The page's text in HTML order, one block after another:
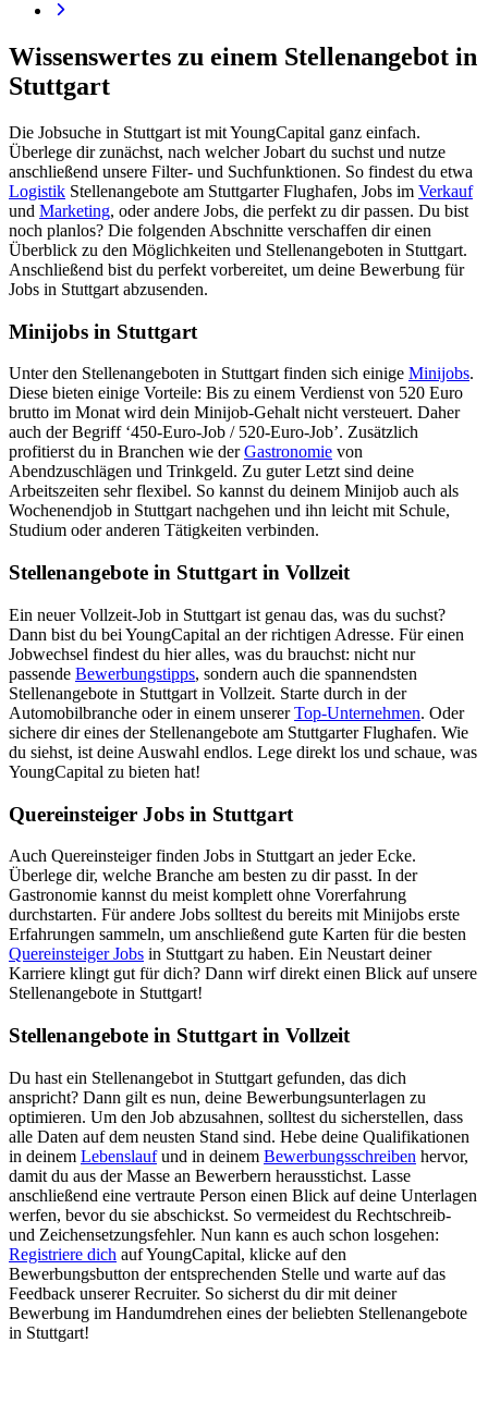
Wissenswertes zu einem Stellenangebot in
Stuttgart
Die Jobsuche in Stuttgart ist mit YoungCapital ganz einfach.
Überlege dir zunächst, nach welcher Jobart du suchst und nutze
anschließend unsere Filter- und Suchfunktionen. So findest du etwa
Logistik Stellenangebote am Stuttgarter Flughafen, Jobs im Verkauf
und Marketing, oder andere Jobs, die perfekt zu dir passen. Du bist
noch planlos? Die folgenden Abschnitte verschaffen dir einen
Überblick zu den Möglichkeiten und Stellenangeboten in Stuttgart.
Anschließend bist du perfekt vorbereitet, um deine Bewerbung für
Jobs in Stuttgart abzusenden.
Minijobs in Stuttgart
Unter den Stellenangeboten in Stuttgart finden sich einige Minijobs.
Diese bieten einige Vorteile: Bis zu einem Verdienst von 520 Euro
brutto im Monat wird dein Minijob-Gehalt nicht versteuert. Daher
auch der Begriff ‘450-Euro-Job / 520-Euro-Job’. Zusätzlich
profitierst du in Branchen wie derGastronomie von
Abendzuschlägen und Trinkgeld. Zu guter Letzt sind deine
Arbeitszeiten sehr flexibel. So kannst du deinem Minijob auch als
Wochenendjob in Stuttgart nachgehen und ihn leicht mit Schule,
Studium oder anderen Tätigkeiten verbinden.
Stellenangebote in Stuttgart in Vollzeit
Ein neuer Vollzeit-Job in Stuttgart ist genau das, was du suchst?
Dann bist du bei YoungCapital an der richtigen Adresse. Für einen
Jobwechsel findest du hier alles, was du brauchst: nicht nur
passende Bewerbungstipps, sondern auch die spannendsten
Stellenangebote in Stuttgart in Vollzeit. Starte durch in der
Automobilbranche oder in einem unsererTop-Unternehmen. Oder
sichere dir eines der Stellenangebote am Stuttgarter Flughafen. Wie
du siehst, ist deine Auswahl endlos. Lege direkt los und schaue, was
YoungCapital zu bieten hat!
Quereinsteiger Jobs in Stuttgart
Auch Quereinsteiger finden Jobs in Stuttgart an jeder Ecke.
Überlege dir, welche Branche am besten zu dir passt. In der
Gastronomie kannst du meist komplett ohne Vorerfahrung
durchstarten. Für andere Jobs solltest du bereits mit Minijobs erste
Erfahrungen sammeln, um anschließend gute Karten für die besten
Quereinsteiger Jobs in Stuttgart zu haben. Ein Neustart deiner
Karriere klingt gut für dich? Dann wirf direkt einen Blick auf unsere
Stellenangebote in Stuttgart!
Stellenangebote in Stuttgart in Vollzeit
Du hast ein Stellenangebot in Stuttgart gefunden, das dich
anspricht? Dann gilt es nun, deine Bewerbungsunterlagen zu
optimieren. Um den Job abzusahnen, solltest du sicherstellen, dass
alle Daten auf dem neusten Stand sind. Hebe deine Qualifikationen
in deinem Lebenslaufund in deinem Bewerbungsschreiben hervor,
damit du aus der Masse an Bewerbern herausstichst. Lasse
anschließend eine vertraute Person einen Blick auf deine Unterlagen
werfen, bevor du sie abschickst. So vermeidest du Rechtschreib-
und Zeichensetzungsfehler. Nun kann es auch schon losgehen:
Registriere dich auf YoungCapital, klicke auf den
Bewerbungsbutton der entsprechenden Stelle und warte auf das
Feedback unserer Recruiter. So sicherst du dir mit deiner
Bewerbung im Handumdrehen eines der beliebten Stellenangebote
in Stuttgart!